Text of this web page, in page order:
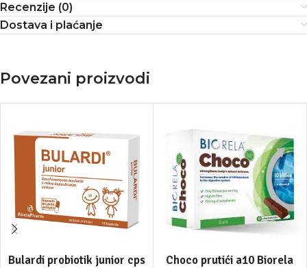
Recenzije (0)
Dostava i plaćanje
Povezani proizvodi
Bulardi probiotik junior cps
Choco prutići a10 Biorela